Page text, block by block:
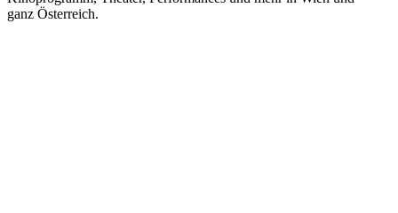
ganz Österreich.